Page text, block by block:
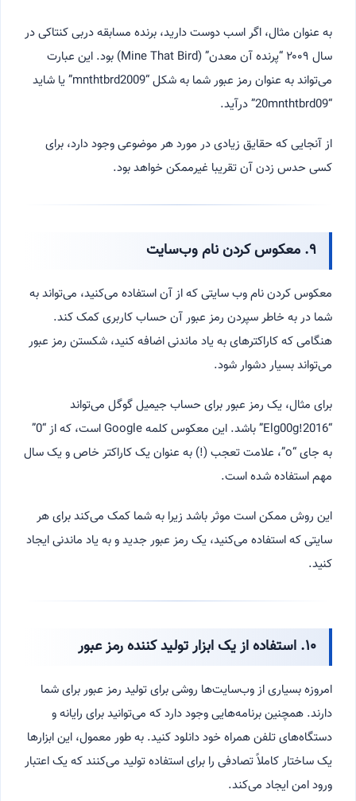
به عنوان مثال، اگر اسب دوست دارید، برنده مسابقه دربی کنتاکی در
سال ۲۰۰۹ “پرنده آن معدن” (Mine That Bird) بود. این عبارت
می‌تواند به عنوان رمز عبور شما به شکل “mnthtbrd2009” یا شاید
“20mnthtbrd09” درآید.
از آنجایی که حقایق زیادی در مورد هر موضوعی وجود دارد، برای
کسی حدس زدن آن تقریبا غیرممکن خواهد بود.
۹. معکوس کردن نام وب‌سایت
معکوس کردن نام وب سایتی که از آن استفاده می‌کنید، می‌تواند به
شما در به خاطر سپردن رمز عبور آن حساب کاربری کمک کند.
هنگامی که کاراکترهای به یاد ماندنی اضافه کنید، شکستن رمز عبور
می‌تواند بسیار دشوار شود.
برای مثال، یک رمز عبور برای حساب جیمیل گوگل می‌تواند
“Elg00g!2016” باشد. این معکوس کلمه Google است، که از “0”
به جای “o”، علامت تعجب (!) به عنوان یک کاراکتر خاص و یک سال
مهم استفاده شده است.
این روش ممکن است موثر باشد زیرا به شما کمک می‌کند برای هر
سایتی که استفاده می‌کنید، یک رمز عبور جدید و به یاد ماندنی ایجاد
کنید.
۱۰. استفاده از یک ابزار تولید کننده رمز عبور
امروزه بسیاری از وب‌سایت‌ها روشی برای تولید رمز عبور برای شما
دارند. همچنین برنامه‌هایی وجود دارد که می‌توانید برای رایانه و
دستگاه‌های تلفن همراه خود دانلود کنید. به طور معمول، این ابزارها
یک ساختار کاملاً تصادفی را برای استفاده تولید می‌کنند که یک اعتبار
ورود امن ایجاد می‌کند.